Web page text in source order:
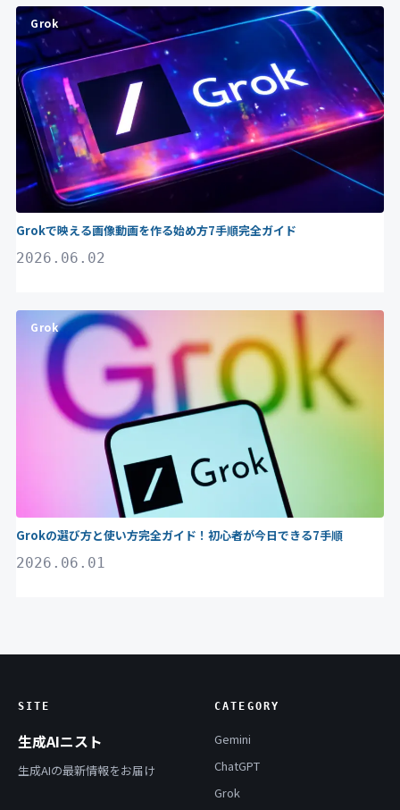
Grok
Grokで映える画像動画を作る始め方7手順完全ガイド
2026.06.02
Grok
Grokの選び方と使い方完全ガイド！初心者が今日できる7手順
2026.06.01
SITE
生成AIニスト
生成AIの最新情報をお届け
CATEGORY
Gemini
ChatGPT
Grok